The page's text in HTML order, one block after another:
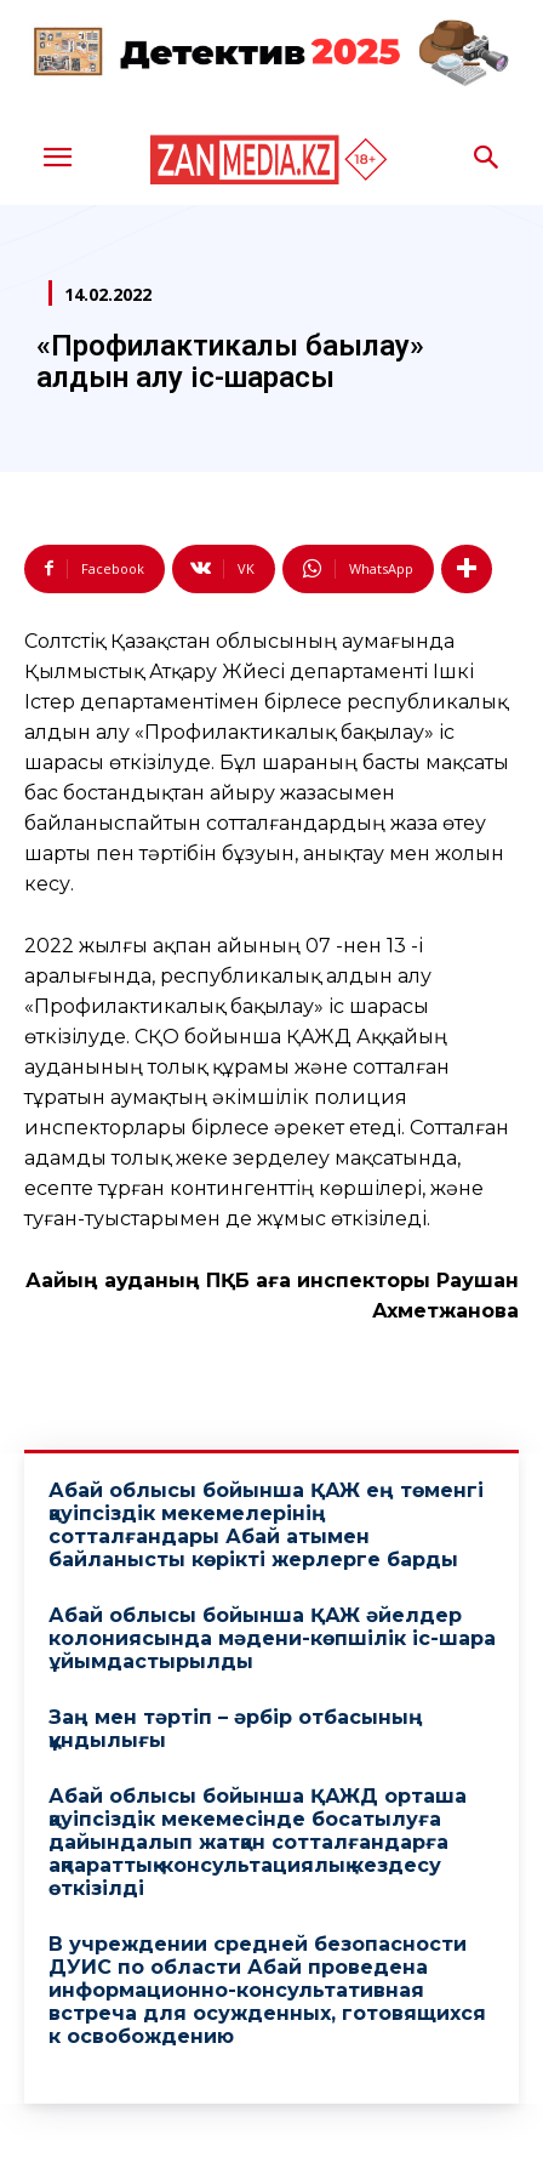
14.02.2022
«Профилактикалық бақылау»
алдын алу іс-шарасы
Facebook VK WhatsApp
Солтүстіқ Қазақстан облысының аумағында
Қылмыстық Атқару Жүйесі департаменті Ішкі
Істер департаментімен бірлесе республикалық
алдын алу «Профилактикалық бақылау» іс
шарасы өткізілуде. Бұл шараның басты мақсаты
бас бостандықтан айыру жазасымен
байланыспайтын сотталғандардың жаза өтеу
шарты пен тәртібін бұзуын, анықтау мен жолын
кесу.
2022 жылғы ақпан айының 07 -нен 13 -і
аралығында, республикалық алдын алу
«Профилактикалық бақылау» іс шарасы
өткізілуде. СҚО бойынша ҚАЖД Аққайың
ауданының толық құрамы және сотталған
тұратын аумақтың әкімшілік полиция
инспекторлары бірлесе әрекет етеді. Сотталған
адамды толық жеке зерделеу мақсатында,
есепте тұрған контингенттің көршілері, және
туған-туыстарымен де жұмыс өткізіледі.
Аққайың ауданың ПҚБ аға инспекторы Раушан
Ахметжанова
Абай облысы бойынша ҚАЖ ең төменгі
қауіпсіздік мекемелерінің
сотталғандары Абай атымен
байланысты көрікті жерлерге барды
Абай облысы бойынша ҚАЖ әйелдер
колониясында мәдени-көпшілік іс-шара
ұйымдастырылды
Заң мен тәртіп – әрбір отбасының
құндылығы
Абай облысы бойынша ҚАЖД орташа
қауіпсіздік мекемесінде босатылуға
дайындалып жатқан сотталғандарға
ақпараттық-консультациялық кездесу
өткізілді
В учреждении средней безопасности
ДУИС по области Абай проведена
информационно-консультативная
встреча для осужденных, готовящихся
к освобождению